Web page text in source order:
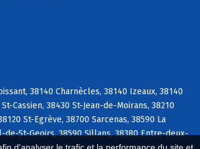
38140 Charnècles, 38140 Izeaux, 38140
Cassien, 38430 St-Jean-de-Moirans, 38210
St-Egrève, 38700 Sarcenas, 38590 La
de-St-Geoirs, 38590 Sillans, 38380 Entre-deux-